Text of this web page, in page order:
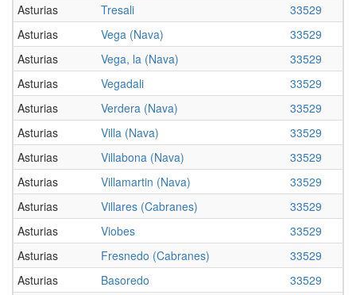
Asturias
Tresali
33529
Asturias
Vega (Nava)
33529
Asturias
Vega, la (Nava)
33529
Asturias
Vegadali
33529
Asturias
Verdera (Nava)
33529
Asturias
Villa (Nava)
33529
Asturias
Villabona (Nava)
33529
Asturias
Villamartin (Nava)
33529
Asturias
Villares (Cabranes)
33529
Asturias
Viobes
33529
Asturias
Fresnedo (Cabranes)
33529
Asturias
Basoredo
33529